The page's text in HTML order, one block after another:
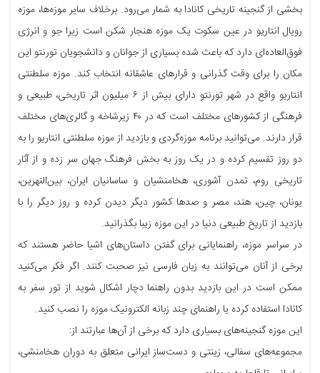
بخشی از گنجینه تاریخی کانادا به شمار می‌رود. برخلاف سایر موزه‌ها، موزه
رویال انتاریو در عین سکوت یک موزه هنجار شکن است زیرا جو و انرژی
فوق‌العاده‌ای دارد که باعث شده بسیاری از جوانان و دانشجویان تورنتو این
مکان را برای وقت گذرانی و قرارهای عاشقانه انتخاب کند. موزه سلطنتی
انتاریو واقع در شهر تورنتو دارای بیش از ۶ میلیون اثر تاریخی، طبیعی و
فرهنگی از کشورهای مختلف است که در ۴۰ زیرشاخه و گالری‌های مختلف
قرار دارند. می‌توانید برنامه موزه‌گردی و بازدید از موزه سلطنتی انتاریو را به
دو روز تقسیم کرده و در یک روز به بخش فرهنگ جهان سر زده و از آثار
تاریخی روم، تمدن آشوری، هخامنشیان و ساسانیان ایران، بین‌النهرین،
یونان، چین، هند، مصر و صدها کشور دیگر دیدن کرده و روز دیگر را با
بازدید از تاریخ طبیعی دنیا در این موزه زیبا بگذرانید.
در سراسر موزه، راهنمایانی برای گفتن داستان‌های اشیا حاضر هستند که
برخی از آنان می‌توانند به زبان فارسی نیز صحبت کنند. اگر فکر می‌کنید
ممکن است در این بازدید بدون راهنما دچار اشکال شوید از تور سفر به
کانادا استفاده کرده یا راهنمای چند زبانه الکترونیک موزه را نصب کنید.
این موزه گنجینه‌های بسیاری دارد که برخی از آن‌ها عبارتند از:
مجموعه‌های سفالی، زینتی و دست‌ساز ایرانی متعلق به دوران هخامنشی،